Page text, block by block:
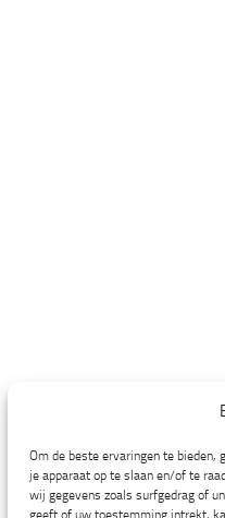
Om de beste ervaringen te bieden,
je apparaat op te slaan en/of te
wij gegevens zoals surfgedrag of
geeft of uw toestemming intrekt,